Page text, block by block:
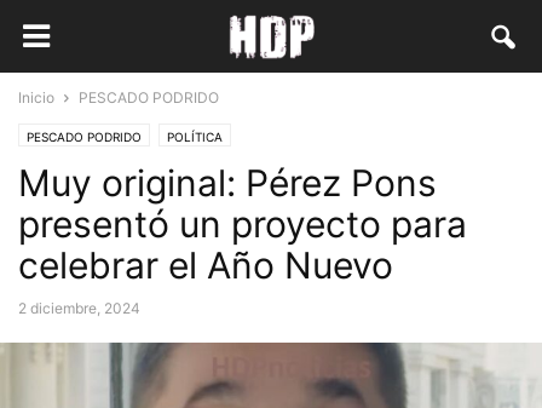
Inicio PESCADO PODRIDO
PESCADO PODRIDO POLÍTICA
Muy original: Pérez Pons
presentó un proyecto para
celebrar el Año Nuevo
2 diciembre, 2024